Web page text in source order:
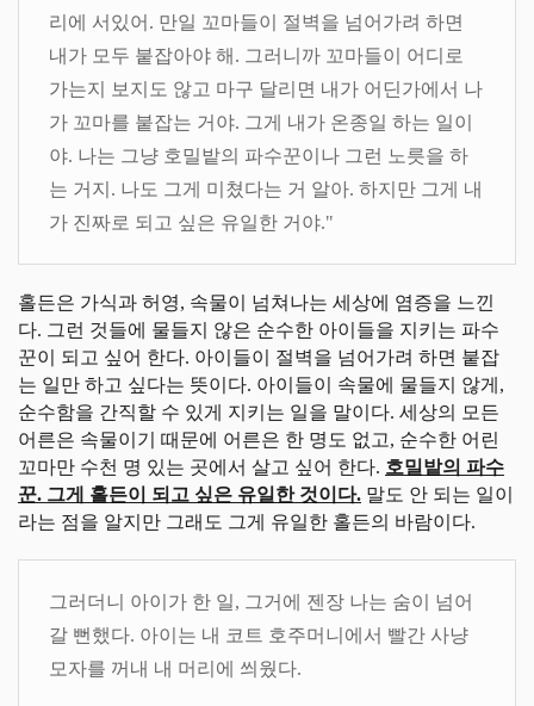
리에 서있어. 만일 꼬마들이 절벽을 넘어가려 하면
내가 모두 붙잡아야 해. 그러니까 꼬마들이 어디로
가는지 보지도 않고 마구 달리면 내가 어딘가에서 나
가 꼬마를 붙잡는 거야. 그게 내가 온종일 하는 일이
야. 나는 그냥 호밀밭의 파수꾼이나 그런 노릇을 하
는 거지. 나도 그게 미쳤다는 거 알아. 하지만 그게 내
가 진짜로 되고 싶은 유일한 거야."
홀든은 가식과 허영, 속물이 넘쳐나는 세상에 염증을 느낀
다. 그런 것들에 물들지 않은 순수한 아이들을 지키는 파수
꾼이 되고 싶어 한다. 아이들이 절벽을 넘어가려 하면 붙잡
는 일만 하고 싶다는 뜻이다. 아이들이 속물에 물들지 않게,
순수함을 간직할 수 있게 지키는 일을 말이다. 세상의 모든
어른은 속물이기 때문에 어른은 한 명도 없고, 순수한 어린
꼬마만 수천 명 있는 곳에서 살고 싶어 한다. 호밀밭의 파수
꾼. 그게 홀든이 되고 싶은 유일한 것이다. 말도 안 되는 일이
라는 점을 알지만 그래도 그게 유일한 홀든의 바람이다.
그러더니 아이가 한 일, 그거에 젠장 나는 숨이 넘어
갈 뻔했다. 아이는 내 코트 호주머니에서 빨간 사냥
모자를 꺼내 내 머리에 씌웠다.